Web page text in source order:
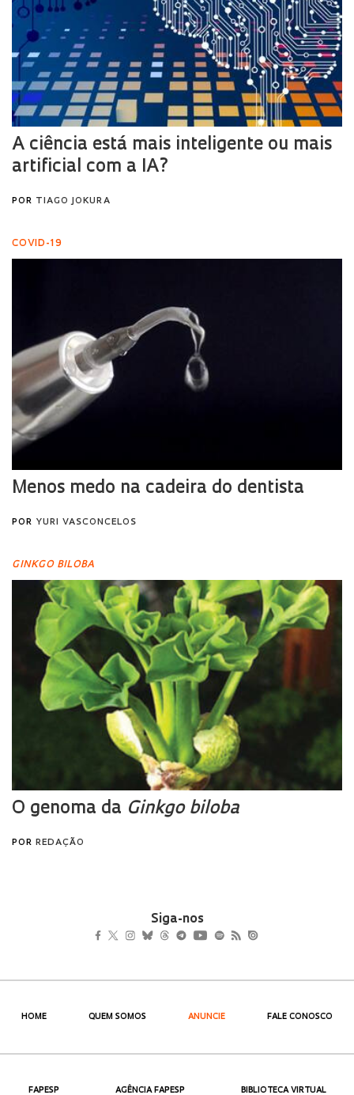
Siga-nos
HOME QUEM SOMOS ANUNCIE FALE CONOSCO
FAPESP AGÊNCIA FAPESP BIBLIOTECA VIRTUAL